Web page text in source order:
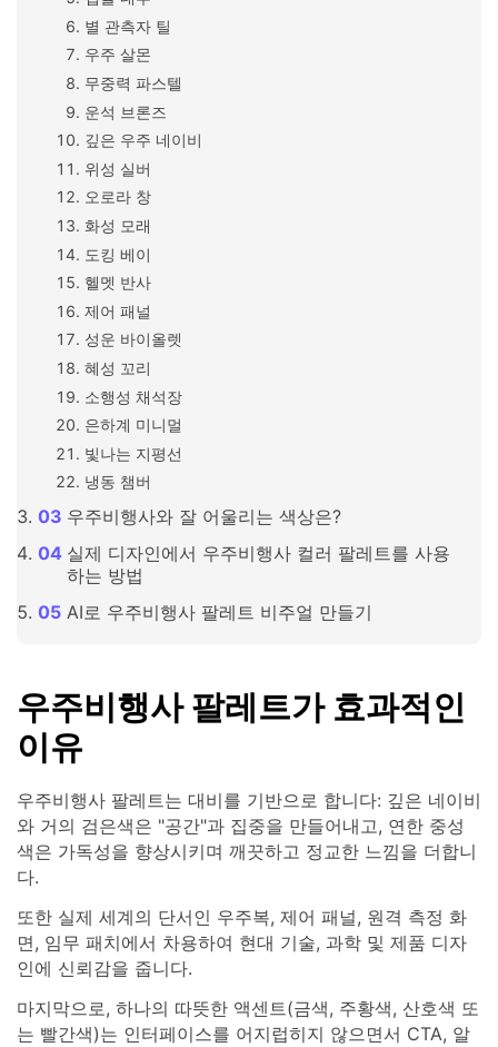
별 관측자 틸
우주 살몬
무중력 파스텔
운석 브론즈
깊은 우주 네이비
위성 실버
오로라 창
화성 모래
도킹 베이
헬멧 반사
제어 패널
성운 바이올렛
혜성 꼬리
소행성 채석장
은하계 미니멀
빛나는 지평선
냉동 챔버
우주비행사와 잘 어울리는 색상은?
실제 디자인에서 우주비행사 컬러 팔레트를 사용
하는 방법
AI로 우주비행사 팔레트 비주얼 만들기
우주비행사 팔레트가 효과적인
이유
우주비행사 팔레트는 대비를 기반으로 합니다: 깊은 네이비
와 거의 검은색은 "공간"과 집중을 만들어내고, 연한 중성
색은 가독성을 향상시키며 깨끗하고 정교한 느낌을 더합니
다.
또한 실제 세계의 단서인 우주복, 제어 패널, 원격 측정 화
면, 임무 패치에서 차용하여 현대 기술, 과학 및 제품 디자
인에 신뢰감을 줍니다.
마지막으로, 하나의 따뜻한 액센트(금색, 주황색, 산호색 또
는 빨간색)는 인터페이스를 어지럽히지 않으면서 CTA, 알